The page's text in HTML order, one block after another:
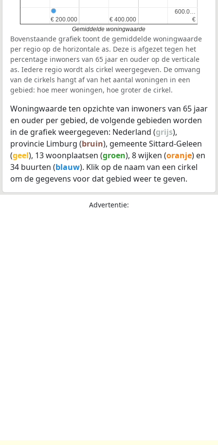
€ 200.000
€ 200.000 € 400.000
€ 400.000 €
€
600.0…
600.0…
Gemiddelde woningwaarde
Bovenstaande grafiek toont de gemiddelde woningwaarde
per regio op de horizontale as. Deze is afgezet tegen het
percentage inwoners van 65 jaar en ouder op de verticale
as. Iedere regio wordt als cirkel weergegeven. De omvang
van de cirkels hangt af van het aantal woningen in een
gebied: hoe meer woningen, hoe groter de cirkel.
Woningwaarde ten opzichte van inwoners van 65 jaar
en ouder per gebied, de volgende gebieden worden
in de grafiek weergegeven: Nederland (grijs),
provincie Limburg (bruin), gemeente Sittard-Geleen
(geel), 13 woonplaatsen (groen), 8 wijken (oranje) en
34 buurten (blauw). Klik op de naam van een cirkel
om de gegevens voor dat gebied weer te geven.
Advertentie: